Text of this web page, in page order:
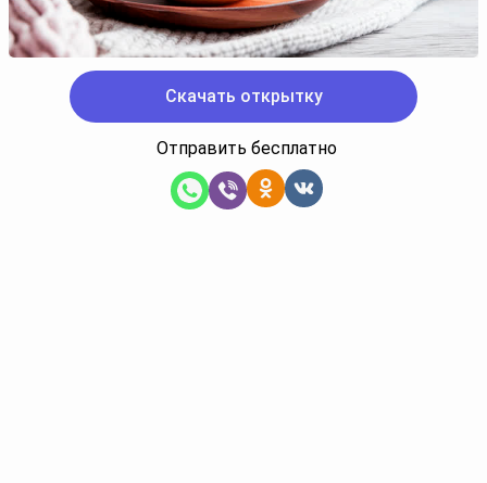
Скачать открытку
Отправить бесплатно